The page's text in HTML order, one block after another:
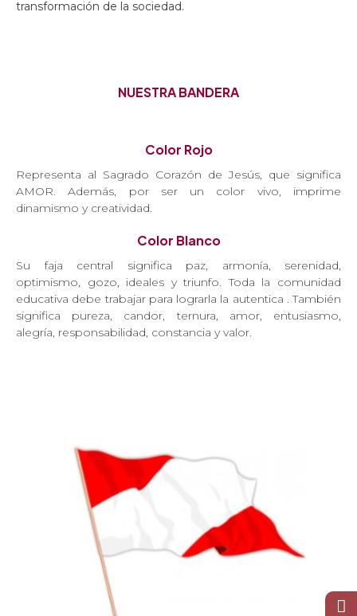
transformación de la sociedad.
NUESTRA BANDERA
Color Rojo
Representa al Sagrado Corazón de Jesús, que significa
AMOR. Además, por ser un color vivo, imprime
dinamismo y creatividad.
Color Blanco
Su faja central significa paz, armonía, serenidad,
optimismo, gozo, ideales y triunfo. Toda la comunidad
educativa debe trabajar para lograrla la autentica . También
significa pureza, candor, ternura, amor, entusiasmo,
alegría, responsabilidad, constancia y valor.